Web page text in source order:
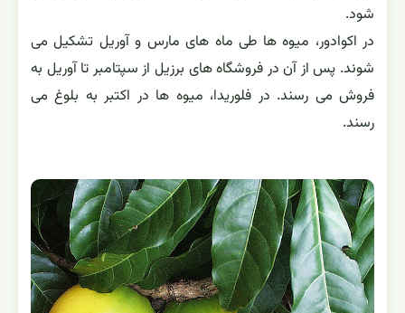
شود.
در اکوادور، میوه ها طی ماه های مارس و آوریل تشکیل می
شوند. پس از آن در فروشگاه های برزیل از سپتامبر تا آوریل به
فروش می رسند. در فلوریدا، میوه ها در اکتبر به بلوغ می
رسند.